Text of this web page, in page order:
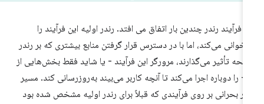
فرآیند رندر چندین بار اتفاق می افتد. رندر اولیه این فرآیند را
می‌کند، اما با در دسترس قرار گرفتن منابع بیشتری که بر رندر
تأثیر می‌گذارند، مرورگر این فرآیند - یا شاید فقط بخش‌هایی از
- را دوباره اجرا می‌کند تا آنچه کاربر می‌بیند به‌روزرسانی کند. مسیر
بحرانی بر روی فرآیندی که قبلاً برای رندر اولیه مشخص شده بود